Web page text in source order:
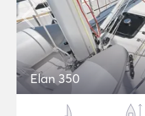
Elan 350